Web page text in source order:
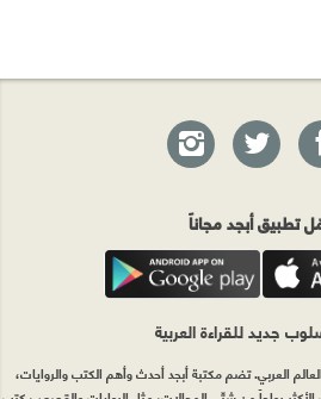
تطبيق أبجد مجاناً
جديد للقراءة العربية
العربي. تضم مكتبة أبجد أحدث وأهم الكتب والروايات،